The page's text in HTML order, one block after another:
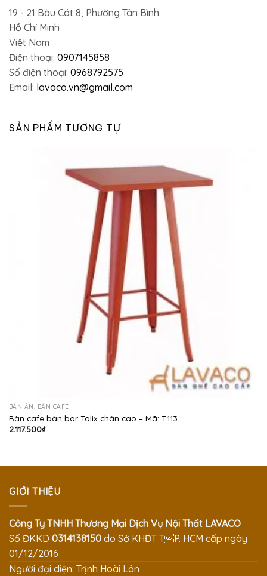
19 - 21 Bàu Cát 8, Phường Tân Bình
Hồ Chí Minh
Việt Nam
Điện thoại: 0907145858
Số điện thoại: 0968792575
Email: lavaco.vn@gmail.com
SẢN PHẨM TƯƠNG TỰ
BÀN ĂN, BÀN CAFE
Bàn cafe bàn bar Tolix chân cao – Mã: T113
2.117.500₫
GIỚI THIỆU
Công Ty TNHH Thương Mại Dịch Vụ Nội Thất LAVACO
Số ĐKKD 0314138150 do Sở KHĐT TP. HCM cấp ngày
01/12/2016
Người đại diện: Trịnh Hoài Lân